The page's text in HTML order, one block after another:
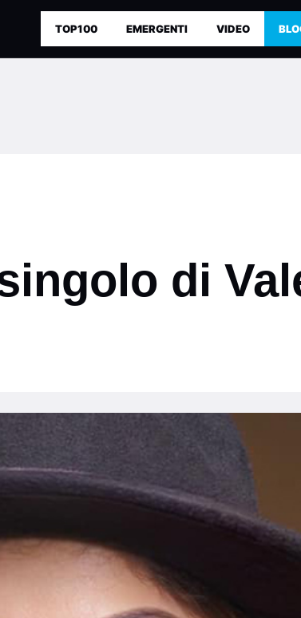
TOP100 EMERGENTI VIDEO
di